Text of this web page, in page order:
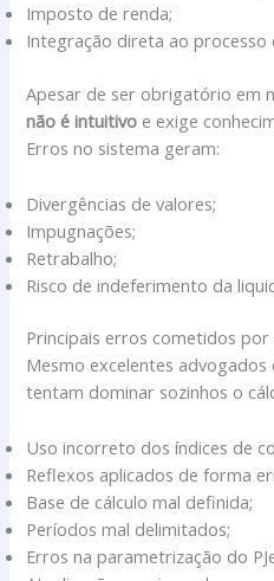
Imposto de renda;
Integração direta ao processo
Apesar de ser obrigatório em
não é intuitivo e exige
Erros no sistema geram:
Divergências de valores;
Impugnações;
Retrabalho;
Risco de indeferimento da
Principais erros cometidos
Mesmo excelentes
tentam dominar sozinhos o
Uso incorreto dos índices de
Reflexos aplicados de forma
Base de cálculo mal definida;
Períodos mal delimitados;
Erros na parametrização do